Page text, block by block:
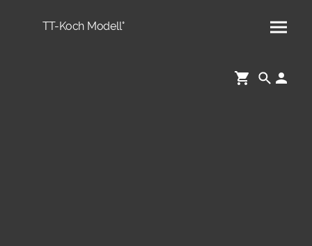
TT-Koch Modell°